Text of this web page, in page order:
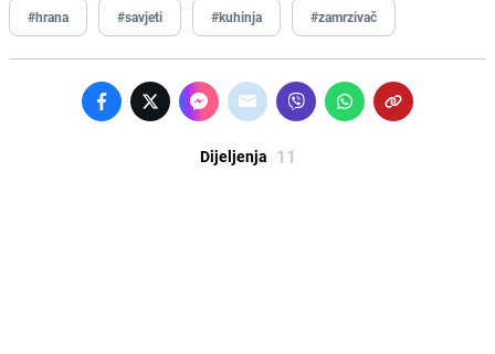
#hrana #savjeti #kuhinja #zamrzivač
Dijeljenja 11